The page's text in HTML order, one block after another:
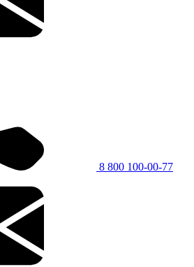
8 800 100-00-77